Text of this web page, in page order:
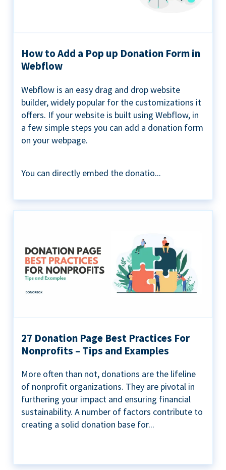
How to Add a Pop up Donation Form in
Webflow
Webflow is an easy drag and drop website
builder, widely popular for the customizations it
offers. If your website is built using Webflow, in
a few simple steps you can add a donation form
on your webpage.
You can directly embed the donatio...
27 Donation Page Best Practices For
Nonprofits – Tips and Examples
More often than not, donations are the lifeline
of nonprofit organizations. They are pivotal in
furthering your impact and ensuring financial
sustainability. A number of factors contribute to
creating a solid donation base for...